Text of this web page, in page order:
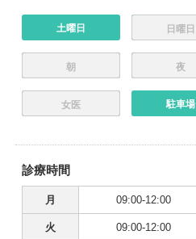
土曜日 日曜日
朝 夜
女医 駐車場
診療時間
月 09:00-12:00
火 09:00-12:00